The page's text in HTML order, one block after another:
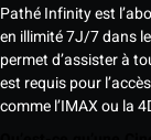
Pathé Infinity est
en illimité 7J/7 dans
permet d’assister à
est requis pour
comme l’IMAX ou la